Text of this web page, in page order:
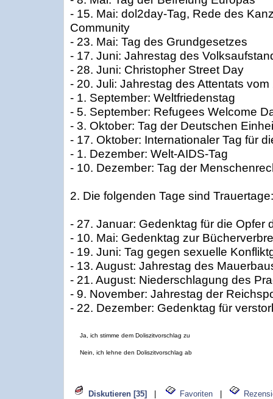
- 15. Mai: dol2day-Tag, Rede des
Community
- 23. Mai: Tag des Grundgesetzes
- 17. Juni: Jahrestag des
- 28. Juni: Christopher Street Day
- 20. Juli: Jahrestag des Attentats
- 1. September: Weltfriedenstag
- 5. September: Refugees Welcome
- 3. Oktober: Tag der Deutschen
- 17. Oktober: Internationaler Tag für
- 1. Dezember: Welt-AIDS-Tag
- 10. Dezember: Tag der
2. Die folgenden Tage sind Trauertage:
- 27. Januar: Gedenktag für die Opfer
- 10. Mai: Gedenktag zur
- 19. Juni: Tag gegen sexuelle
- 13. August: Jahrestag des
- 21. August: Niederschlagung des
- 9. November: Jahrestag der
- 22. Dezember: Gedenktag für
Ja, ich stimme dem Doliszitvorschlag zu
Nein, ich lehne den Doliszitvorschlag ab
Diskutieren [35] Favoriten